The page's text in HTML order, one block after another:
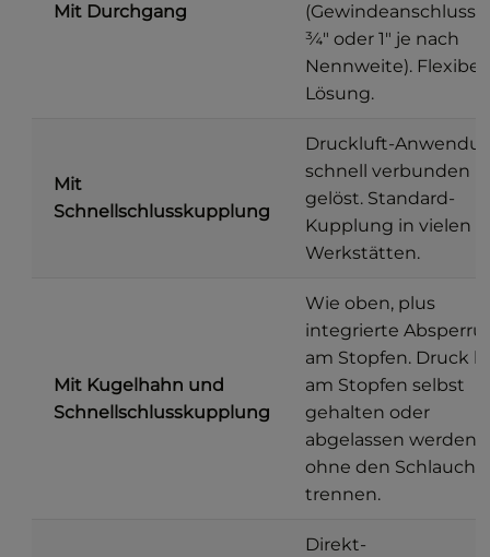
Mit Durchgang
(Gewindeanschluss
¾″ oder 1″ je nach
Nennweite).
Lösung.
Mit
Schnellschlusskupplung
Druckluft-
schnell verbunden
gelöst. Standard-
Kupplung in vielen
Werkstätten.
Mit Kugelhahn und
Schnellschlusskupplung
Wie oben, plus
integrierte
am Stopfen. Druck
am Stopfen selbst
gehalten oder
abgelassen werden,
ohne den Schlauch
trennen.
Direkt-